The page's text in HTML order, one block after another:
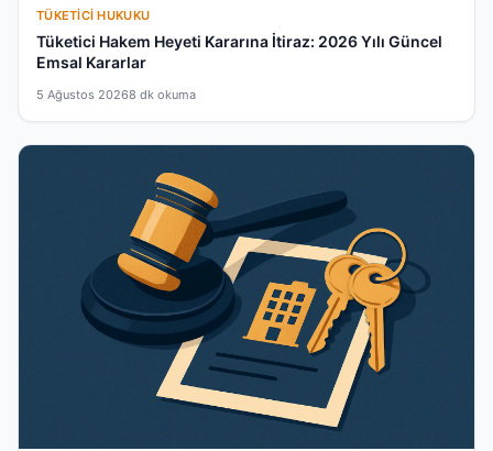
TÜKETICI HUKUKU
Tüketici Hakem Heyeti Kararına İtiraz: 2026 Yılı Güncel
Emsal Kararlar
5 Ağustos 20268 dk okuma